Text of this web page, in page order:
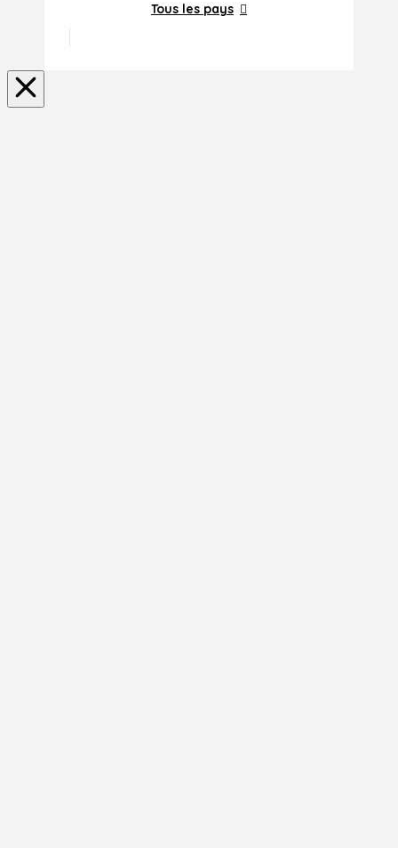
Tous les pays